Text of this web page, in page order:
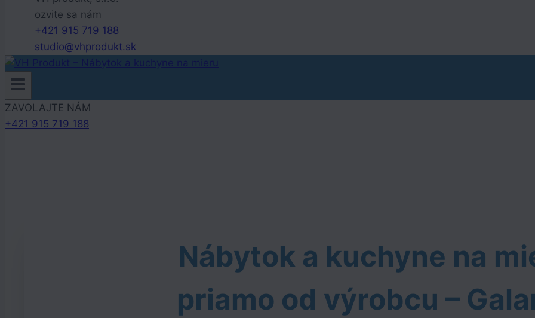
ozvite sa nám
+421 915 719 188
studio@vhprodukt.sk
ZAVOLAJTE NÁM
+421 915 719 188
Nábytok a kuchyne na
priamo od výrobcu –